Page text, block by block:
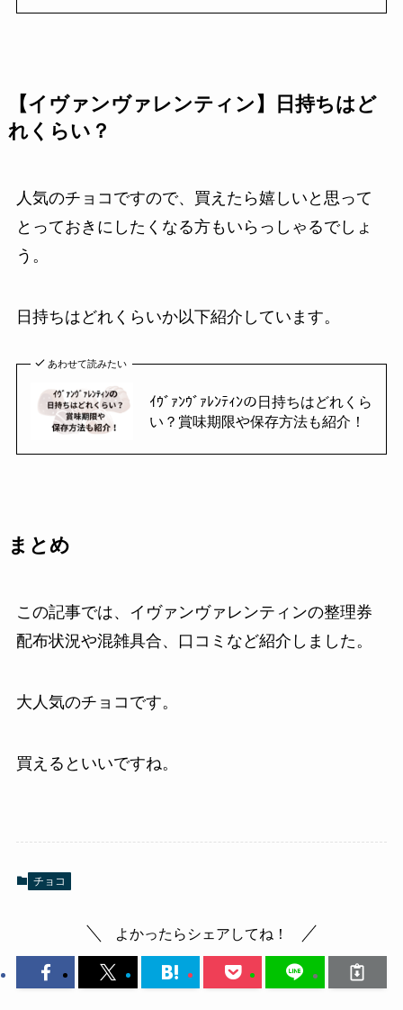
【イヴァンヴァレンティン】日持ちはど
れくらい？
人気のチョコですので、買えたら嬉しいと思って
とっておきにしたくなる方もいらっしゃるでしょ
う。
日持ちはどれくらいか以下紹介しています。
あわせて読みたい
ｲｳﾞｧﾝｳﾞｧﾚﾝﾃｨﾝの日持ちはどれくら
い？賞味期限や保存方法も紹介！
まとめ
この記事では、イヴァンヴァレンティンの整理券
配布状況や混雑具合、口コミなど紹介しました。
大人気のチョコです。
買えるといいですね。
チョコ
よかったらシェアしてね！